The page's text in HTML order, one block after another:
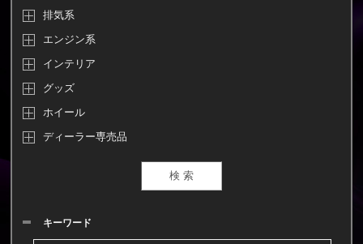
排気系
エンジン系
インテリア
グッズ
ホイール
ディーラー専売品
キーワード